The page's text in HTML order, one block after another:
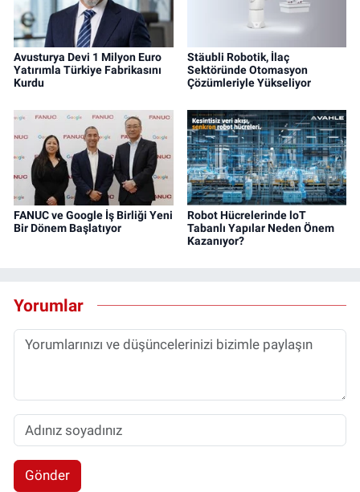
Avusturya Devi 1 Milyon Euro
Yatırımla Türkiye Fabrikasını
Kurdu
Stäubli Robotik, İlaç
Sektöründe Otomasyon
Çözümleriyle Yükseliyor
FANUC ve Google İş Birliği Yeni
Bir Dönem Başlatıyor
Robot Hücrelerinde loT
Tabanlı Yapılar Neden Önem
Kazanıyor?
Yorumlar
Gönder